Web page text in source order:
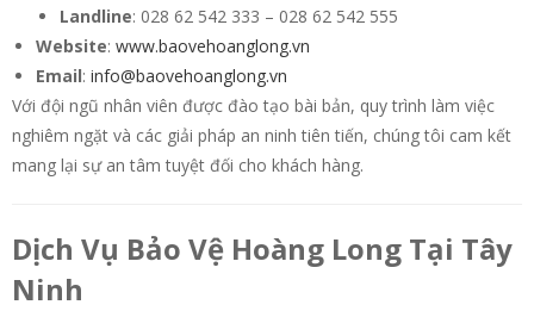
Landline: 028 62 542 333 – 028 62 542 555
Website: www.baovehoanglong.vn
Email: info@baovehoanglong.vn
Với đội ngũ nhân viên được đào tạo bài bản, quy trình làm việc
nghiêm ngặt và các giải pháp an ninh tiên tiến, chúng tôi cam kết
mang lại sự an tâm tuyệt đối cho khách hàng.
Dịch Vụ Bảo Vệ Hoàng Long Tại Tây
Ninh